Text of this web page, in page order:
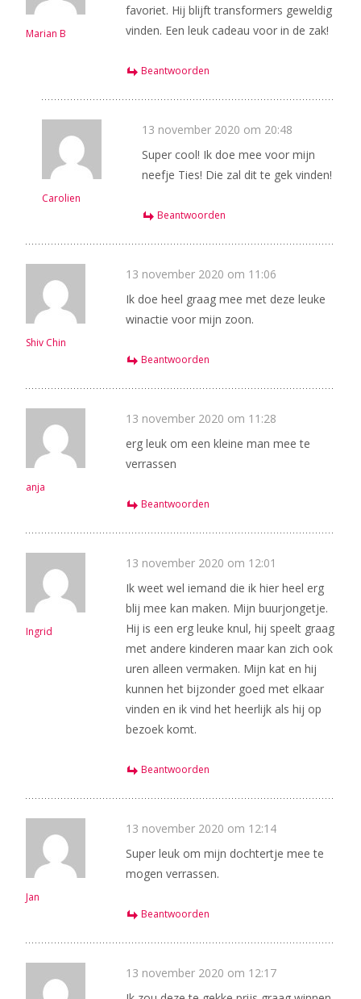
Marian B
favoriet. Hij blijft transformers geweldig
vinden. Een leuk cadeau voor in de zak!
Beantwoorden
Carolien
13 november 2020 om 20:48
Super cool! Ik doe mee voor mijn
neefje Ties! Die zal dit te gek vinden!
Beantwoorden
Shiv Chin
13 november 2020 om 11:06
Ik doe heel graag mee met deze leuke
winactie voor mijn zoon.
Beantwoorden
anja
13 november 2020 om 11:28
erg leuk om een kleine man mee te
verrassen
Beantwoorden
Ingrid
13 november 2020 om 12:01
Ik weet wel iemand die ik hier heel erg
blij mee kan maken. Mijn buurjongetje.
Hij is een erg leuke knul, hij speelt graag
met andere kinderen maar kan zich ook
uren alleen vermaken. Mijn kat en hij
kunnen het bijzonder goed met elkaar
vinden en ik vind het heerlijk als hij op
bezoek komt.
Beantwoorden
Jan
13 november 2020 om 12:14
Super leuk om mijn dochtertje mee te
mogen verrassen.
Beantwoorden
13 november 2020 om 12:17